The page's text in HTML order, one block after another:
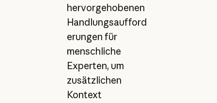
hervorgehobenen
Handlungsaufford
erungen für
menschliche
Experten, um
zusätzlichen
Kontext